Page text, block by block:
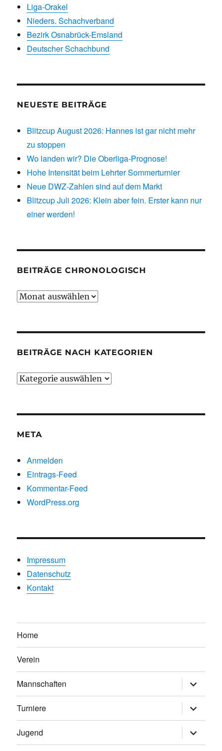
Liga-Orakel
Nieders. Schachverband
Bezirk Osnabrück-Emsland
Deutscher Schachbund
NEUESTE BEITRÄGE
Blitzcup August 2026: Hannes ist gar nicht mehr
zu stoppen
Wo landen wir? Die Oberliga-Prognose!
Hohe Intensität beim Lehrter Sommerturnier
Neue DWZ-Zahlen sind auf dem Markt
Blitzcup Juli 2026: Klein aber fein. Erster kann nur
einer werden!
BEITRÄGE CHRONOLOGISCH
Beiträge
BEITRÄGE NACH KATEGORIEN
Beiträge
META
Anmelden
Eintrags-Feed
Kommentar-Feed
WordPress.org
Impressum
Datenschutz
Kontakt
Home
Verein
Mannschaften
anzeigen
Turniere
anzeigen
Jugend
anzeigen